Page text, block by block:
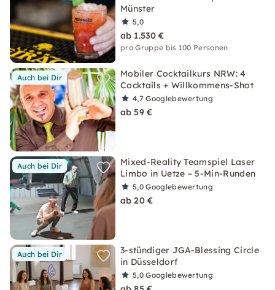
Münster
5,0
ab 1.530 €
pro Gruppe bis 100 Personen
Auch bei Dir
Mobiler Cocktailkurs NRW: 4
Cocktails + Willkommens-Shot
4,7Googlebewertung
ab 59 €
Auch bei Dir
Mixed-Reality Teamspiel Laser
Limbo in Uetze – 5-Min-Runden
5,0Googlebewertung
ab 20 €
Auch bei Dir
3-stündiger JGA-Blessing Circle
in Düsseldorf
5,0Googlebewertung